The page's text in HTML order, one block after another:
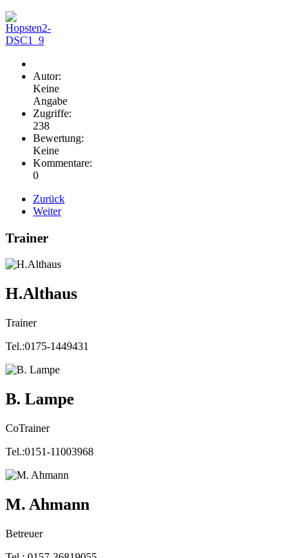
Autor:
Keine
Angabe
Zugriffe:
238
Bewertung:
Keine
Kommentare:
0
Zurück
Weiter
Trainer
H.Althaus
Trainer
Tel.:0175-1449431
B. Lampe
CoTrainer
Tel.:0151-11003968
M. Ahmann
Betreuer